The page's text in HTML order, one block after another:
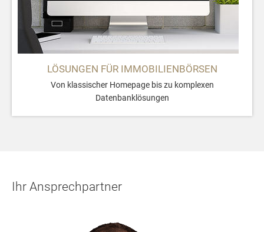
LÖSUNGEN FÜR IMMOBILIENBÖRSEN
Von klassischer Homepage bis zu komplexen
Datenbanklösungen
Ihr Ansprechpartner